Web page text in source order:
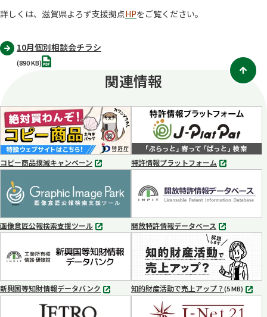
詳しくは、 滋賀県よろず支援拠点HPをご覧ください。
10月個別相談会チラシ
(890 KB)PDF
関連情報
コピー商品撲滅キャンペーン
別
で
開
く
特許情報プラットフォーム
別
ブ
で
く
画像意匠公報検索支援ツール
別
ブ
で
く
開放特許情報データベース
別
タ
ブ
で
開
く
新興国等知財情報データバンク
別
知的財産活動で売上アップ？(5 MB) MP4